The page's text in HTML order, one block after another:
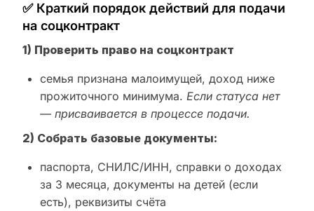
✅ Краткий порядок действий для подачи
на соцконтракт
1) Проверить право на соцконтракт
семья признана малоимущей, доход ниже
прожиточного минимума. Если статуса нет
— присваивается в процессе подачи.
2) Собрать базовые документы:
паспорта, СНИЛС/ИНН, справки о доходах
за 3 месяца, документы на детей (если
есть), реквизиты счёта